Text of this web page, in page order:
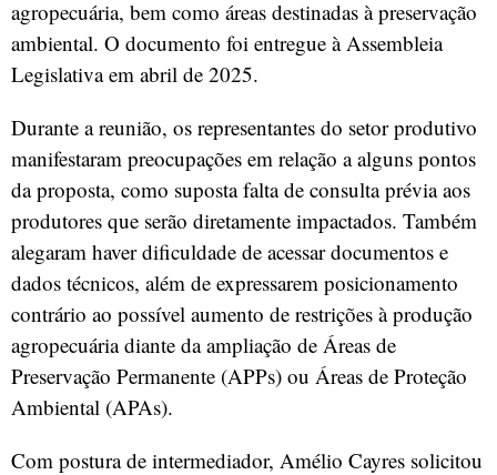
agropecuária, bem como áreas destinadas à preservação
ambiental. O documento foi entregue à Assembleia
Legislativa em abril de 2025.
Durante a reunião, os representantes do setor produtivo
manifestaram preocupações em relação a alguns pontos
da proposta, como suposta falta de consulta prévia aos
produtores que serão diretamente impactados. Também
alegaram haver dificuldade de acessar documentos e
dados técnicos, além de expressarem posicionamento
contrário ao possível aumento de restrições à produção
agropecuária diante da ampliação de Áreas de
Preservação Permanente (APPs) ou Áreas de Proteção
Ambiental (APAs).
Com postura de intermediador, Amélio Cayres solicitou